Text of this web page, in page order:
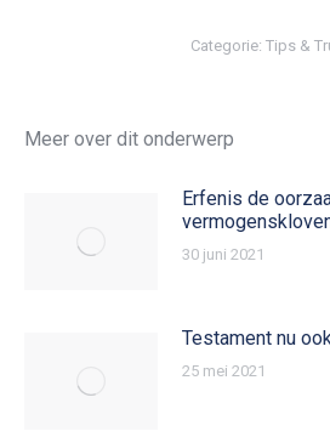
Categorie: Tips &
Meer over dit onderwerp
Erfenis de
30 juni 2021
Testament nu
25 mei 2021